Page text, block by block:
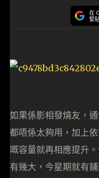
在
緊
如果係影相發燒友，
都唔係太夠用，加上
嘅容量就再相應提升
有幾大，今星期就有